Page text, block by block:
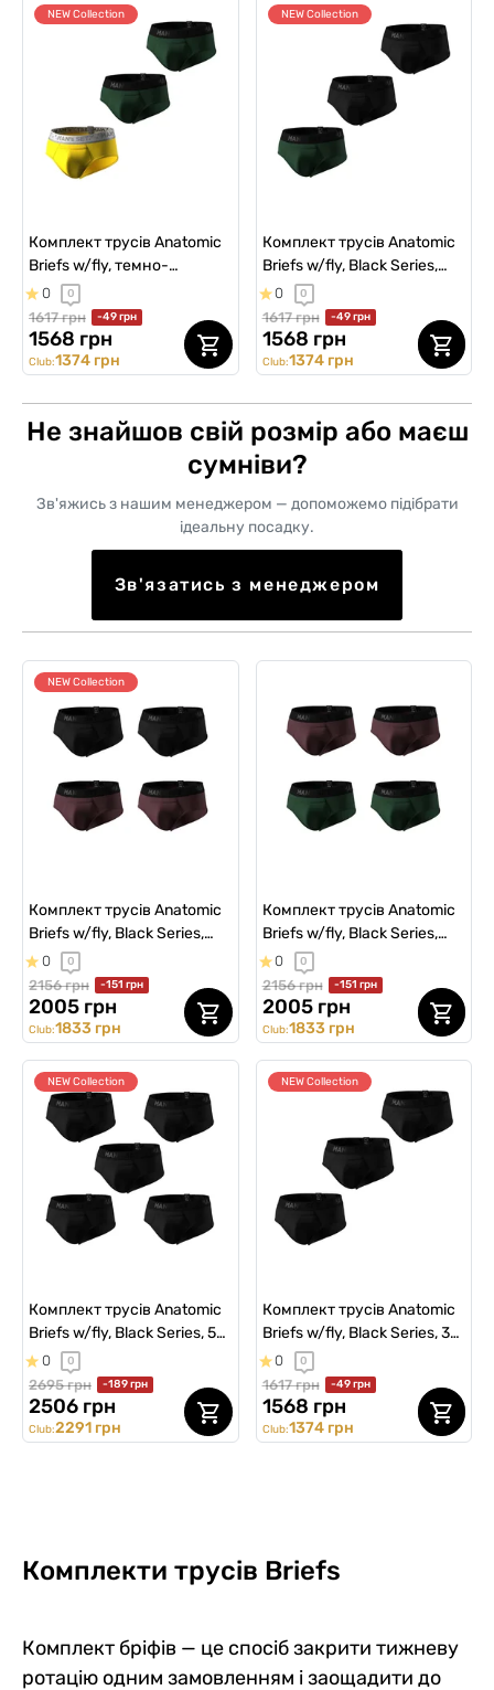
NEW Collection
Комплект трусів Anatomic
Briefs w/fly, темно-
зелений/жовтий 3 шт
0 0
1617 грн -49 грн
1568 грн
Club:1374 грн
NEW Collection
Комплект трусів Anatomic
Briefs w/fly, Black Series,
чорний/темно-зелений 3
шт
0 0
1617 грн -49 грн
1568 грн
Club:1374 грн
Не знайшов свій розмір або маєш
сумніви?
Зв'яжись з нашим менеджером — допоможемо підібрати
ідеальну посадку.
Зв'язатись з менеджером
NEW Collection
Комплект трусів Anatomic
Briefs w/fly, Black Series,
чорний/марсала 4 шт
0 0
2156 грн -151 грн
2005 грн
Club:1833 грн
Комплект трусів Anatomic
Briefs w/fly, Black Series,
темно-зелений/марсала 4
шт
0 0
2156 грн -151 грн
2005 грн
Club:1833 грн
NEW Collection
Комплект трусів Anatomic
Briefs w/fly, Black Series, 5
шт
0 0
2695 грн -189 грн
2506 грн
Club:2291 грн
NEW Collection
Комплект трусів Anatomic
Briefs w/fly, Black Series, 3
шт
0 0
1617 грн -49 грн
1568 грн
Club:1374 грн
Комплекти трусів Briefs
Комплект бріфів — це спосіб закрити тижневу
ротацію одним замовленням і заощадити до